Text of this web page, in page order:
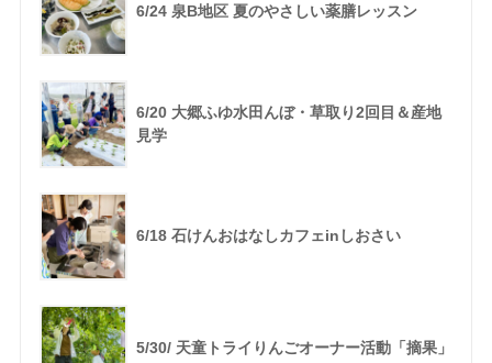
6/24 泉B地区 夏のやさしい薬膳レッスン
6/20 大郷ふゆ水田んぼ・草取り2回目＆産地
見学
6/18 石けんおはなしカフェinしおさい
5/30/ 天童トライりんごオーナー活動「摘果」